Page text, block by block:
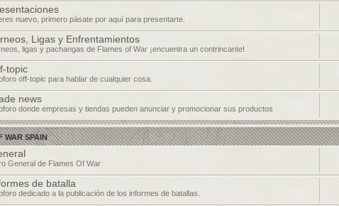
nuevo, primero pásate por aquí para presentarte.
Ligas y Enfrentamientos
ligas y pachangas de Flames of War ¡encuentra un contrincante!
topic
off-topic para hablar de cualquier cosa.
news
donde empresas y tiendas pueden anunciar y promocionar sus productos
WAR SPAIN
General de Flames Of War
de batalla
dedicado a la publicación de los informes de batallas.